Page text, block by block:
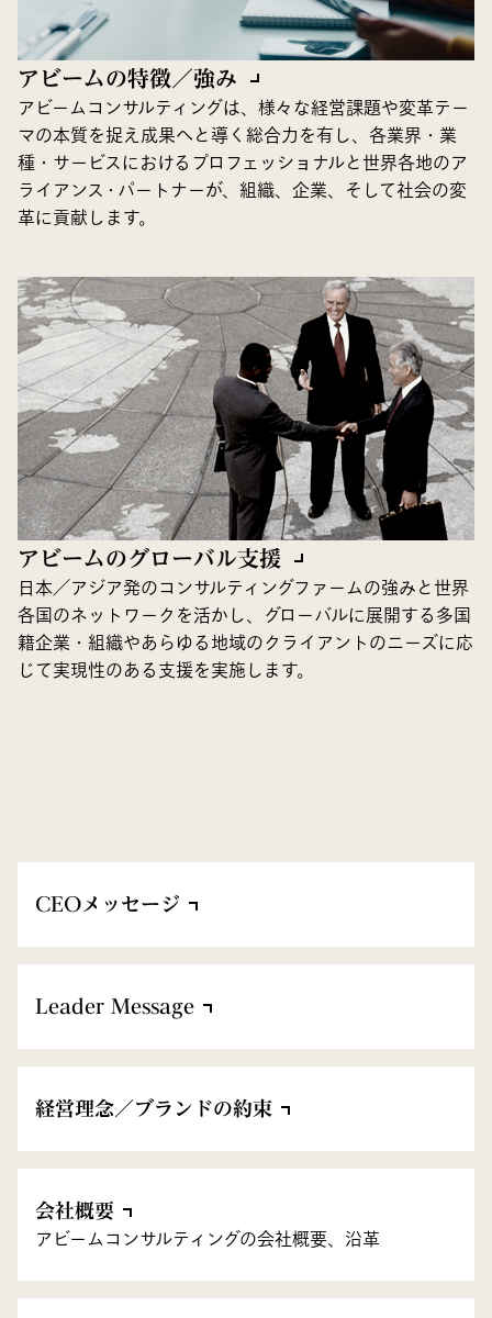
アビームの特徴／強み
アビームコンサルティングは、様々な経営課題や変革テー
マの本質を捉え成果へと導く総合力を有し、各業界・業
種・サービスにおけるプロフェッショナルと世界各地のア
ライアンス・パートナーが、組織、企業、そして社会の変
革に貢献します。
アビームのグローバル支援
日本／アジア発のコンサルティングファームの強みと世界
各国のネットワークを活かし、グローバルに展開する多国
籍企業・組織やあらゆる地域のクライアントのニーズに応
じて実現性のある支援を実施します。
CEOメッセージ
Leader Message
経営理念／ブランドの約束
会社概要
アビームコンサルティングの会社概要、沿革